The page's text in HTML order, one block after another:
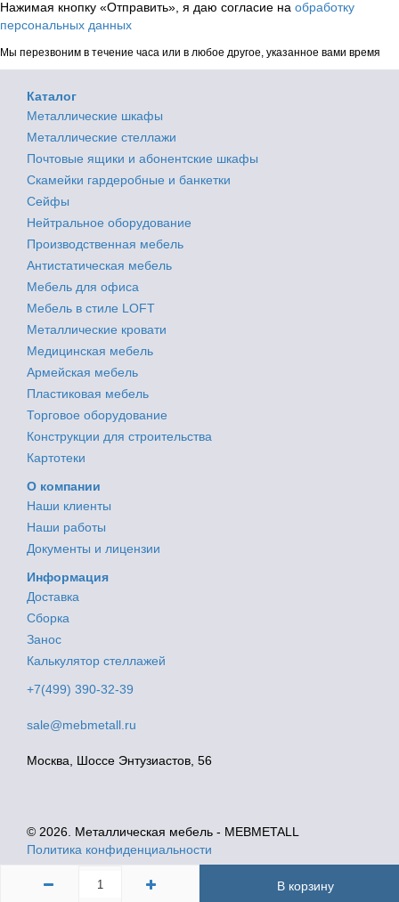
В корзину
Нажимая кнопку «Отправить», я даю согласие на обработку
персональных данных
Мы перезвоним в течение часа или в любое другое, указанное вами время
Каталог
Металлические шкафы
Металлические стеллажи
Почтовые ящики и абонентские шкафы
Скамейки гардеробные и банкетки
Сейфы
Нейтральное оборудование
Производственная мебель
Антистатическая мебель
Мебель для офиса
Мебель в стиле LOFT
Металлические кровати
Медицинская мебель
Армейская мебель
Пластиковая мебель
Торговое оборудование
Конструкции для строительства
Картотеки
О компании
Наши клиенты
Наши работы
Документы и лицензии
Информация
Доставка
Сборка
Занос
Калькулятор стеллажей
+7(499) 390-32-39
sale@mebmetall.ru
Москва, Шоссе Энтузиастов, 56
© 2026. Металлическая мебель - MEBMETALL
Политика конфиденциальности